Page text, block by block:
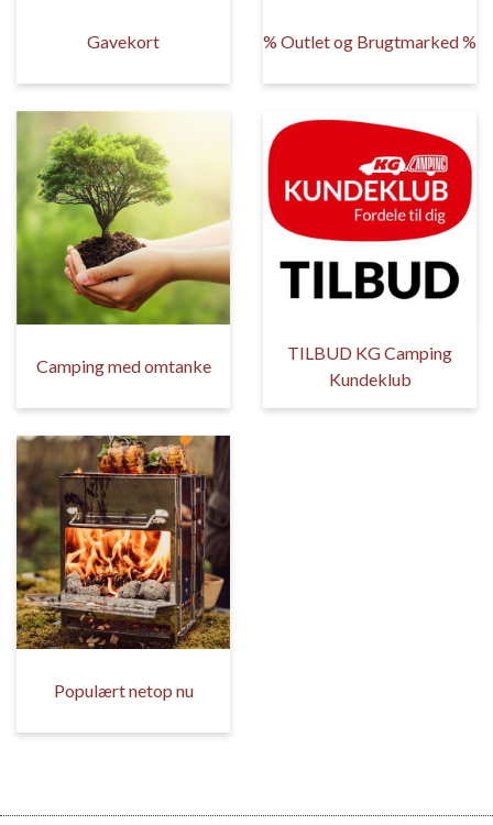
Gavekort % Outlet og Brugtmarked %
Camping med omtanke
TILBUD KG Camping
Kundeklub
Populært netop nu